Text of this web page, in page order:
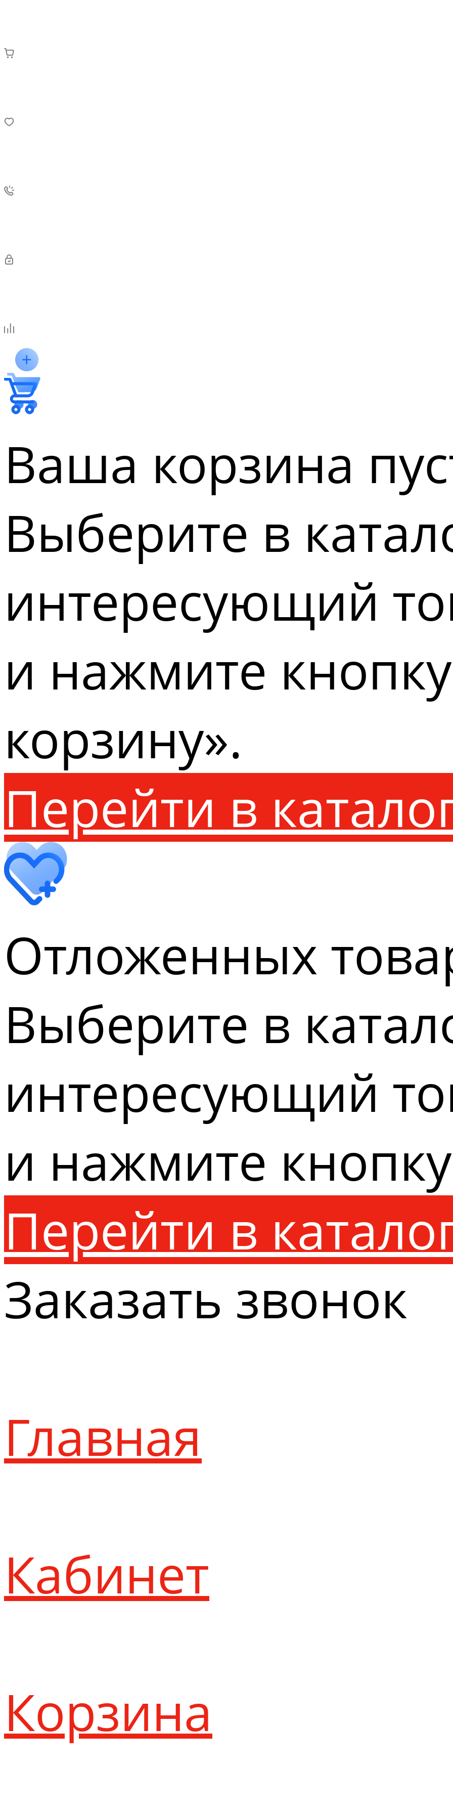
Ваша корзина
Выберите в
интересующий
и нажмите
корзину».
Перейти в
Отложенных
Выберите в
интересующий
и нажмите
Перейти в
Заказать звонок
Главная
Кабинет
Корзина